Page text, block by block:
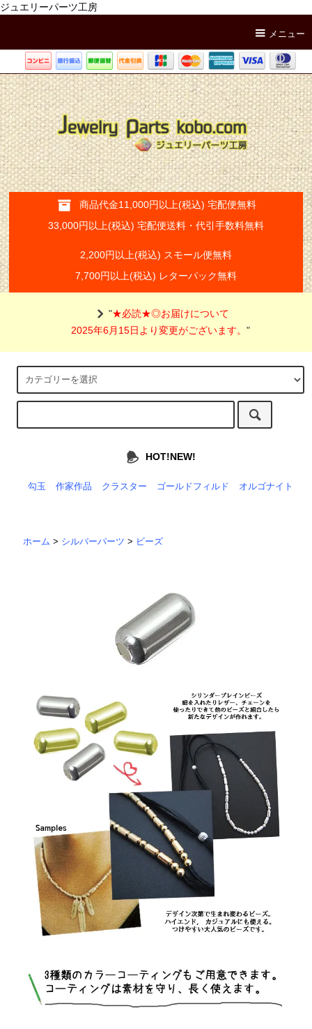
ジュエリーパーツ工房
メニュー
商品代金11,000円以上(税込) 宅配便無料
33,000円以上(税込) 宅配便送料・代引手数料無料
2,200円以上(税込) スモール便無料
7,700円以上(税込) レターパック無料
"★必読★◎お届けについて
2025年6月15日より変更がございます。"
HOT!NEW!
勾玉 作家作品 クラスター ゴールドフィルド オルゴナイト
ホーム > シルバーパーツ > ビーズ